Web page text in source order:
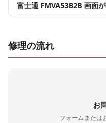
富士通 FMVA53B2B 画面
修理の流れ
お
フォームまたは